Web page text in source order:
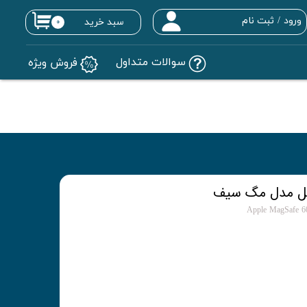
ورود / ثبت نام ۰ سبد خرید
سوالات متداول فروش ویژه